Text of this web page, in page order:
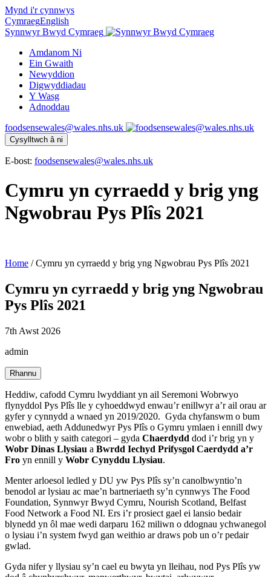
Mynd i'r cynnwys
CymraegEnglish
Synnwyr Bwyd Cymraeg
Amdanom Ni
Ein Gwaith
Newyddion
Digwyddiadau
Y Wasg
Adnoddau
foodsensewales@wales.nhs.uk
Cysylltwch â ni
E-bost: foodsensewales@wales.nhs.uk
Cymru yn cyrraedd y brig yng
Ngwobrau Pys Plîs 2021
Home /Cymru yn cyrraedd y brig yng Ngwobrau Pys Plîs 2021
Cymru yn cyrraedd y brig yng Ngwobrau
Pys Plîs 2021
7th Awst 2026
admin
Rhannu
Heddiw, cafodd Cymru lwyddiant yn ail Seremoni Wobrwyo
flynyddol Pys Plîs lle y cyhoeddwyd enwau’r enillwyr a’r ail orau ar
gyfer y cynnydd a wnaed yn 2019/2020. Gyda chyfanswm o bum
enwebiad, aeth Addunedwyr Pys Plîs o Gymru ymlaen i ennill dwy
wobr o blith y saith categori – gyda Chaerdydd dod i’r brig yn y
Wobr Dinas Llysiau a Bwrdd Iechyd Prifysgol Caerdydd a’r
Fro yn ennill y Wobr Cynyddu Llysiau.
Menter arloesol ledled y DU yw Pys Plîs sy’n canolbwyntio’n
benodol ar lysiau ac mae’n bartneriaeth sy’n cynnwys The Food
Foundation, Synnwyr Bwyd Cymru, Nourish Scotland, Belfast
Food Network a Food NI. Ers i’r prosiect gael ei lansio bedair
blynedd yn ôl mae wedi darparu 162 miliwn o ddognau ychwanegol
o lysiau i’n system fwyd gan weithio ar draws pob un o’r pedair
gwlad.
Gyda nifer y llysiau sy’n cael eu bwyta yn lleihau, nod Pys Plîs yw